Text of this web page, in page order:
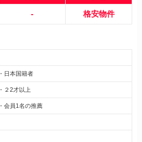
- 格安物件
・日本国籍者
・２2才以上
・会員1名の推薦